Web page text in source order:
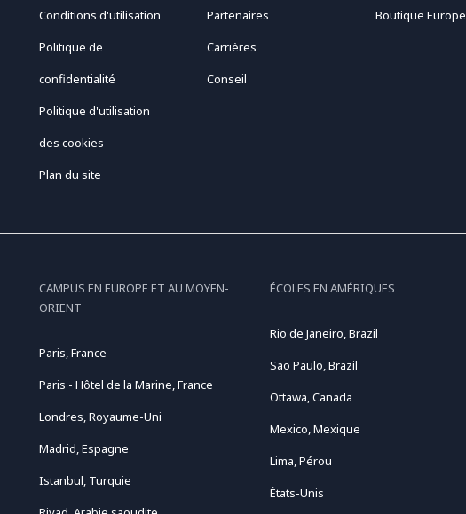
Conditions d'utilisation
Politique de
confidentialité
Politique d'utilisation
des cookies
Plan du site
Partenaires
Carrières
Conseil
Boutique Europe
CAMPUS EN EUROPE ET AU MOYEN-
ORIENT
Paris, France
Paris - Hôtel de la Marine, France
Londres, Royaume-Uni
Madrid, Espagne
Istanbul, Turquie
ÉCOLES EN AMÉRIQUES
Rio de Janeiro, Brazil
São Paulo, Brazil
Ottawa, Canada
Mexico, Mexique
Lima, Pérou
États-Unis